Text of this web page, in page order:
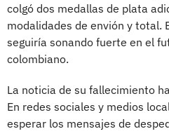
colgó dos medallas de plata
modalidades de envión y total.
seguiría sonando fuerte en el
colombiano.
La noticia de su fallecimiento
En redes sociales y medios
esperar los mensajes de